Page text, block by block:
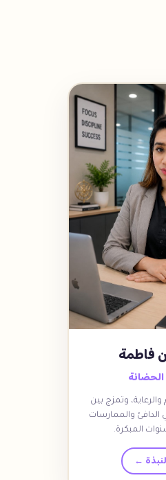
فاطمة
وتمزج بين
والممارسات
المبكرة.
←